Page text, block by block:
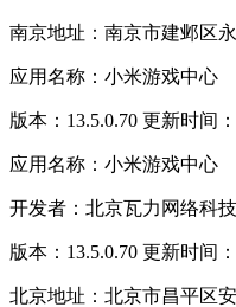
南京地址：南京市建邺区
应用名称：小米游戏中心
版本：13.5.0.70 更新时间
应用名称：小米游戏中心
开发者：北京瓦力网络科
版本：13.5.0.70 更新时间
北京地址：北京市昌平区